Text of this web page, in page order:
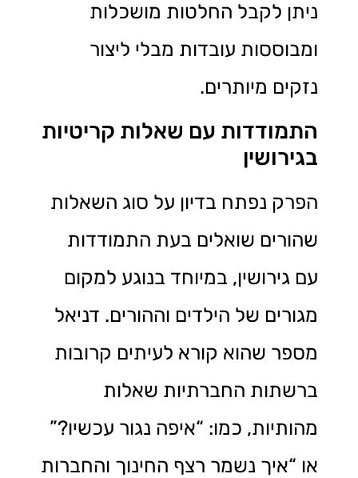
ניתן לקבל החלטות מושכלות
ומבוססות עובדות מבלי ליצור
נזקים מיותרים.
התמודדות עם שאלות קריטיות
בגירושין
הפרק נפתח בדיון על סוג השאלות
שהורים שואלים בעת התמודדות
עם גירושין, במיוחד בנוגע למקום
מגורים של הילדים וההורים. דניאל
מספר שהוא קורא לעיתים קרובות
ברשתות החברתיות שאלות
מהותיות, כמו: “איפה נגור עכשיו?”
או “איך נשמר רצף החינוך והחברות